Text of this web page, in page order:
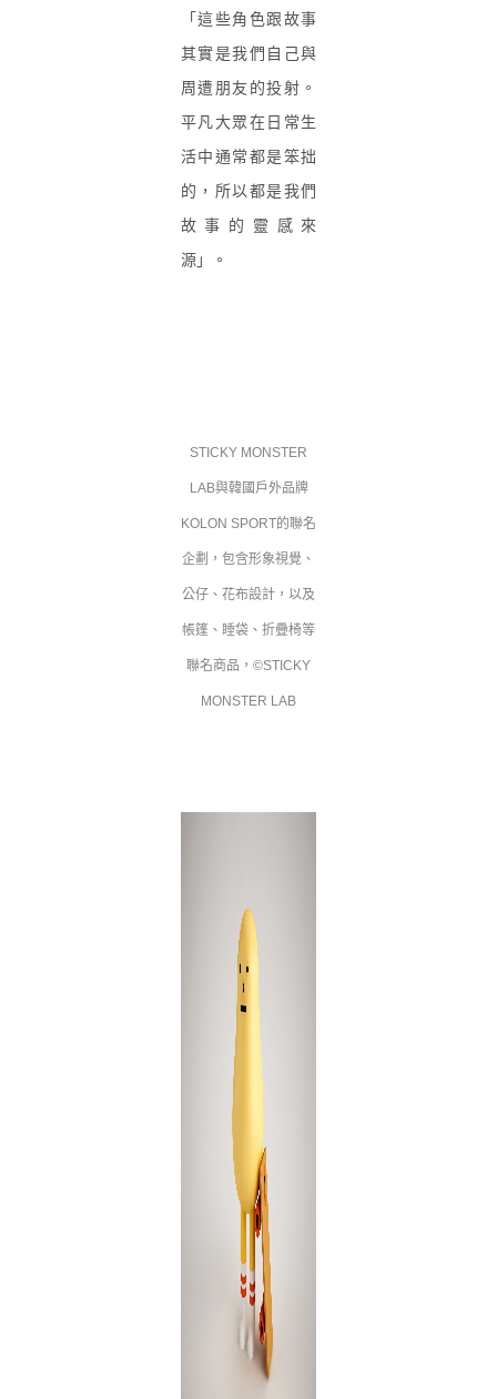
「這些角色跟故事
其實是我們自己與
周遭朋友的投射。
平凡大眾在日常生
活中通常都是笨拙
的，所以都是我們
故事的靈感來
源」。
STICKY MONSTER
LAB與韓國戶外品牌
KOLON SPORT的聯名
企劃，包含形象視覺、
公仔、花布設計，以及
帳篷、睡袋、折疊椅等
聯名商品，©STICKY
MONSTER LAB